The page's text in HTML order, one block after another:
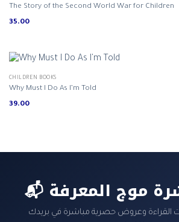
The Story of the Second World War for Children
35.00
CHILDREN BOOKS
Why Must I Do As I’m Told
39.00
موج المعرفة
القراءة وعروض حصرية مباشرة في بريدك